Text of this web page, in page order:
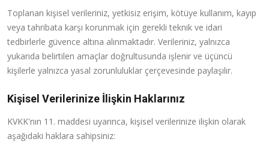
Toplanan kişisel verileriniz, yetkisiz erişim, kötüye kullanım, kayıp
veya tahribata karşı korunmak için gerekli teknik ve idari
tedbirlerle güvence altına alınmaktadır. Verileriniz, yalnızca
yukarıda belirtilen amaçlar doğrultusunda işlenir ve üçüncü
kişilerle yalnızca yasal zorunluluklar çerçevesinde paylaşılır.
Kişisel Verilerinize İlişkin Haklarınız
KVKK'nın 11. maddesi uyarınca, kişisel verilerinize ilişkin olarak
aşağıdaki haklara sahipsiniz: